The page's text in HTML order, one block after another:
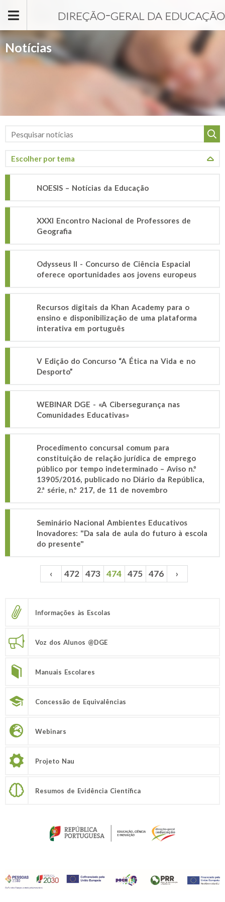
Notícias
NOESIS – Notícias da Educação
XXXI Encontro Nacional de Professores de
Geografia
Odysseus II - Concurso de Ciência Espacial
oferece oportunidades aos jovens europeus
Recursos digitais da Khan Academy para o
ensino e disponibilização de uma plataforma
interativa em português
V Edição do Concurso “A Ética na Vida e no
Desporto”
WEBINAR DGE - «A Cibersegurança nas
Comunidades Educativas»
Procedimento concursal comum para
constituição de relação jurídica de emprego
público por tempo indeterminado – Aviso n.º
13905/2016, publicado no Diário da República,
2.ª série, n.º 217, de 11 de novembro
Seminário Nacional Ambientes Educativos
Inovadores: "Da sala de aula do futuro à escola
do presente"
Páginas ‹ 472 473 474 475 476 ›
Informações às Escolas
Voz dos Alunos @DGE
Manuais Escolares
Concessão de Equivalências
Webinars
Projeto Nau
Resumos de Evidência Científica